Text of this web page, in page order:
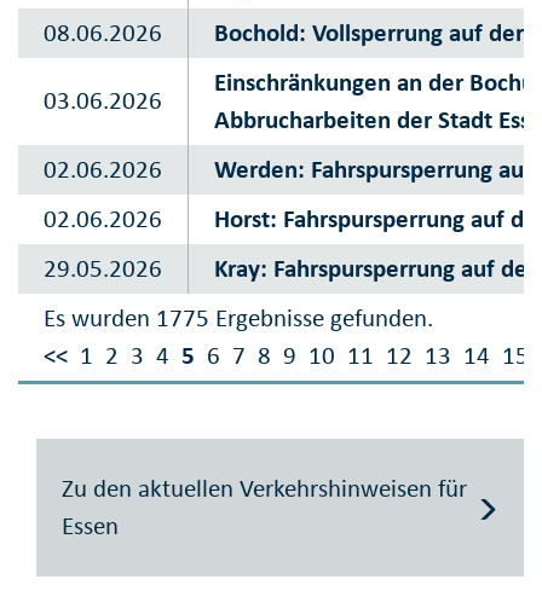
Es wurden 1775 Ergebnisse gefunden.
<< 1 2 3 4 5 6 7 8 9 10 11 12 13 14 15
08.06.2026
Bochold: Vollsperrung auf der
03.06.2026
Einschränkungen an der
Abbrucharbeiten der Stadt
02.06.2026
Werden: Fahrspursperrung
02.06.2026
Horst: Fahrspursperrung auf
29.05.2026
Kray: Fahrspursperrung auf
Zu den aktuellen Verkehrshinweisen für
Essen